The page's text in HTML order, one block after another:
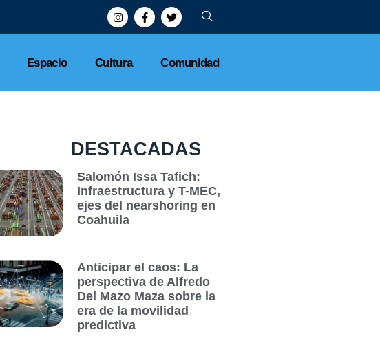
Espacio Cultura Comunidad
DESTACADAS
Salomón Issa Tafich:
Infraestructura y T-MEC,
ejes del nearshoring en
Coahuila
Anticipar el caos: La
perspectiva de Alfredo
Del Mazo Maza sobre la
era de la movilidad
predictiva